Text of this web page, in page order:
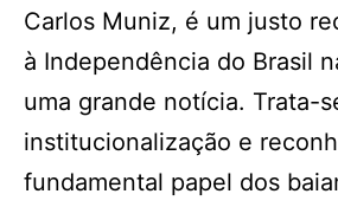
Carlos Muniz, é um justo
à Independência do Brasil
uma grande notícia. Trata-
institucionalização e
fundamental papel dos